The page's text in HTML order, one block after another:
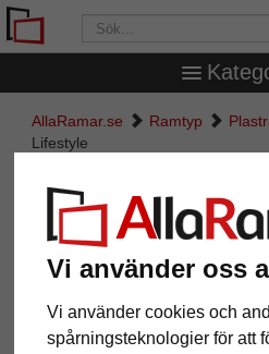
Vi använder oss
Vi använder cookies och
spårningsteknologier för att
AllaRamar.se Ramtyp
Lifestyle
Plastram New